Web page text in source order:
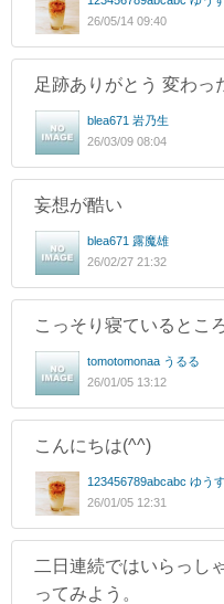
26/05/14 09:40
足跡ありがとう 変わっ
blea671 岩乃生
26/03/09 08:04
妄想が酷い
blea671 露魔雄
26/02/27 21:32
こっそり寝ているとこ
tomotomonaa うるる
26/01/05 13:12
こんにちは(^^)
123456789abcabc ゆう
26/01/05 12:31
二日連続ではいらっし
ってみよう。